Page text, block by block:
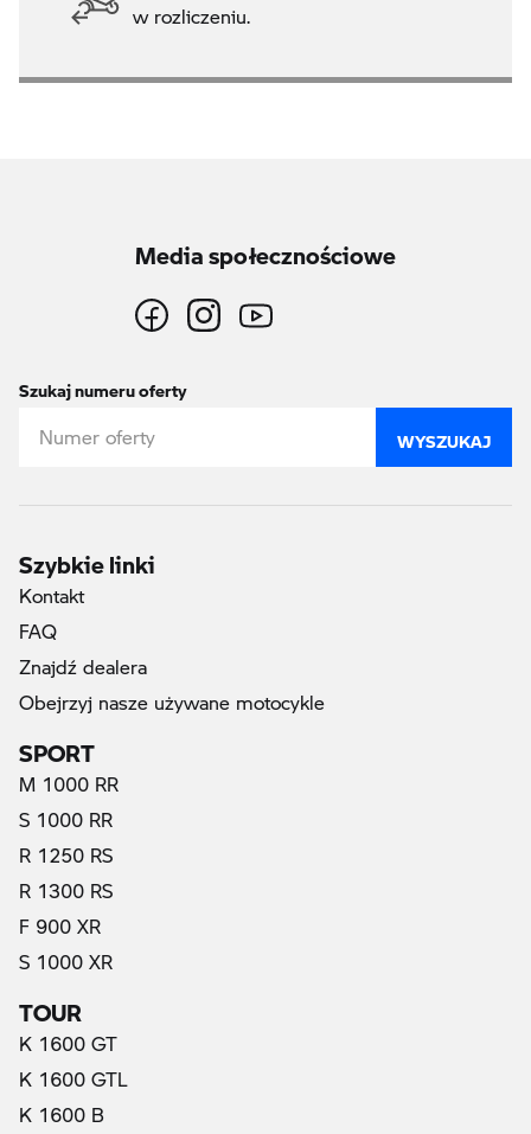
w rozliczeniu.
Media społecznościowe
Szukaj numeru oferty
WYSZUKAJ
Szybkie linki
Kontakt
FAQ
Znajdź dealera
Obejrzyj nasze używane motocykle
SPORT
M 1000 RR
S 1000 RR
R 1250 RS
R 1300 RS
F 900 XR
S 1000 XR
TOUR
K 1600 GT
K 1600 GTL
K 1600 B